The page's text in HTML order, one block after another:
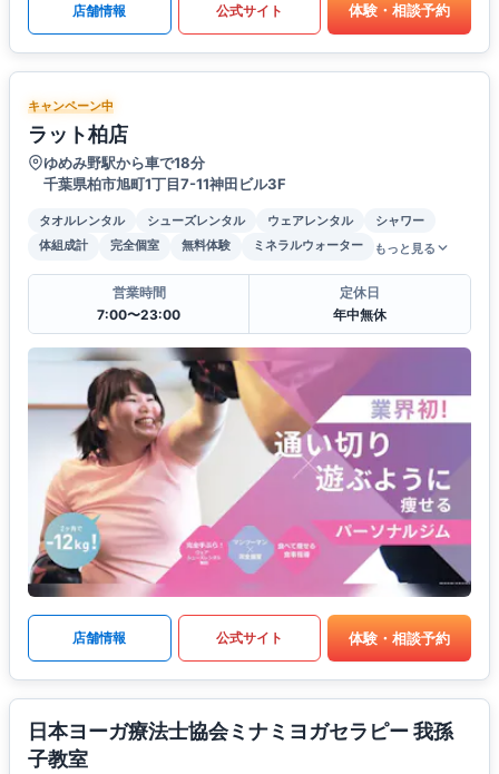
店舗情報 公式サイト 体験・相談予約
キャンペーン中
ラット柏店
ゆめみ野駅から車で18分
千葉県柏市旭町1丁目7-11神田ビル3F
タオルレンタル シューズレンタル ウェアレンタル
シャワー
体組成計
完全個室 無料体験 ミネラルウォーター もっと見る
営業時間
7:00〜23:00
定休日
年中無休
店舗情報 公式サイト 体験・相談予約
日本ヨーガ療法士協会ミナミヨガセラピー 我孫
子教室